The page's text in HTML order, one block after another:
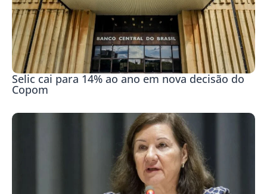
Selic cai para 14% ao ano em nova decisão do
Copom